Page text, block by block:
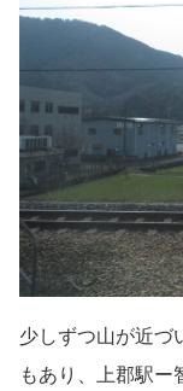
少しずつ山が近づ
もあり、上郡駅ー